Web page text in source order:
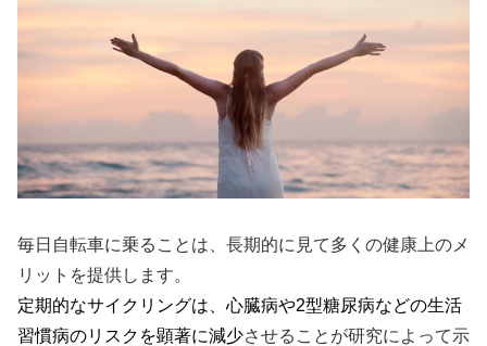
毎日自転車に乗ることは、長期的に見て多くの健康上のメ
リットを提供します。
定期的なサイクリングは、心臓病や2型糖尿病などの生活
習慣病のリスクを顕著に減少させることが研究によって示